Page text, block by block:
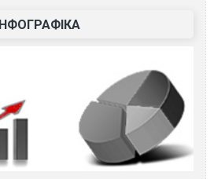
ІНФОГРАФІКА